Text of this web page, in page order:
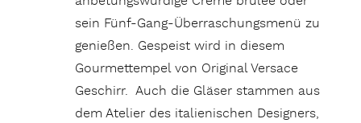
sein Fünf-Gang-Überraschungsmenü zu
genießen. Gespeist wird in diesem
Gourmettempel von Original Versace
Geschirr. Auch die Gläser stammen aus
dem Atelier des italienischen Designers,